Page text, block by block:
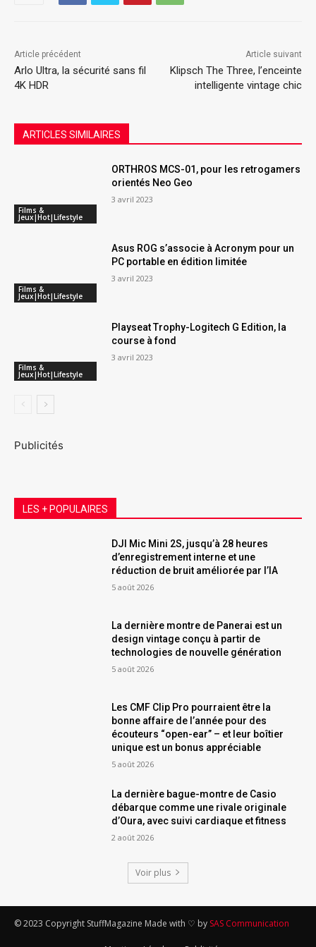
Article précédent
Arlo Ultra, la sécurité sans fil
4K HDR
Article suivant
Klipsch The Three, l’enceinte
intelligente vintage chic
ARTICLES SIMILAIRES
Films &
Jeux|Hot|Lifestyle
ORTHROS MCS-01, pour les retrogamers
orientés Neo Geo
3 avril 2023
Films &
Jeux|Hot|Lifestyle
Asus ROG s’associe à Acronym pour un
PC portable en édition limitée
3 avril 2023
Films &
Jeux|Hot|Lifestyle
Playseat Trophy-Logitech G Edition, la
course à fond
3 avril 2023
Publicités
LES + POPULAIRES
DJI Mic Mini 2S, jusqu’à 28 heures
d’enregistrement interne et une
réduction de bruit améliorée par l’IA
5 août 2026
La dernière montre de Panerai est un
design vintage conçu à partir de
technologies de nouvelle génération
5 août 2026
Les CMF Clip Pro pourraient être la
bonne affaire de l’année pour des
écouteurs “open-ear” – et leur boîtier
unique est un bonus appréciable
5 août 2026
La dernière bague-montre de Casio
débarque comme une rivale originale
d’Oura, avec suivi cardiaque et fitness
2 août 2026
Voir plus
© 2023 Copyright StuffMagazine Made with ♡ by SAS Communication